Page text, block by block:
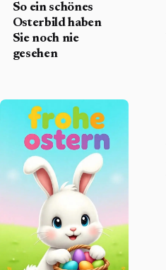
So ein schönes
Osterbild haben
Sie noch nie
gesehen